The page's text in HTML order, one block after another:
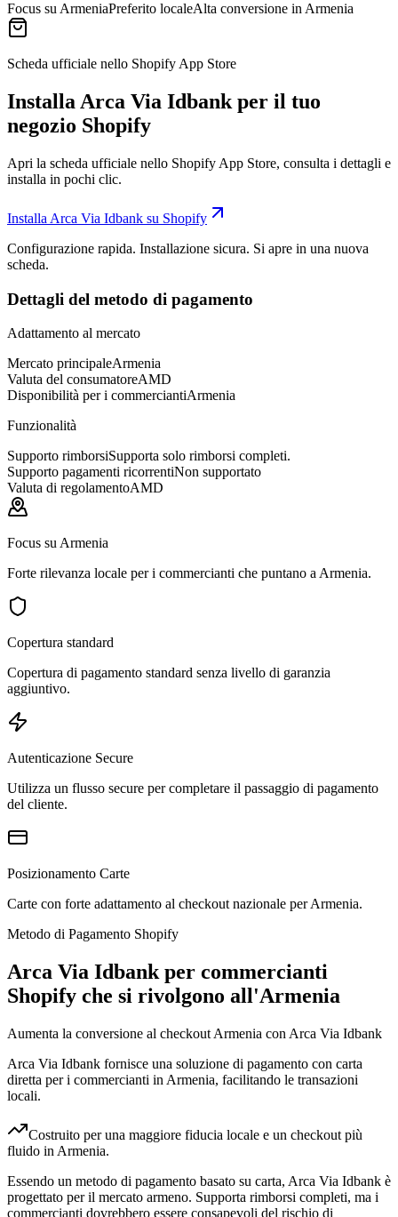
Focus su ArmeniaPreferito localeAlta conversione in Armenia
Scheda ufficiale nello Shopify App Store
Installa Arca Via Idbank per il tuo
negozio Shopify
Apri la scheda ufficiale nello Shopify App Store, consulta i dettagli e
installa in pochi clic.
Installa Arca Via Idbank su Shopify
Configurazione rapida. Installazione sicura. Si apre in una nuova
scheda.
Dettagli del metodo di pagamento
Adattamento al mercato
Mercato principaleArmenia
Valuta del consumatoreAMD
Disponibilità per i commerciantiArmenia
Funzionalità
Supporto rimborsiSupporta solo rimborsi completi.
Supporto pagamenti ricorrentiNon supportato
Valuta di regolamentoAMD
Focus su Armenia
Forte rilevanza locale per i commercianti che puntano a Armenia.
Copertura standard
Copertura di pagamento standard senza livello di garanzia
aggiuntivo.
Autenticazione Secure
Utilizza un flusso secure per completare il passaggio di pagamento
del cliente.
Posizionamento Carte
Carte con forte adattamento al checkout nazionale per Armenia.
Metodo di Pagamento Shopify
Arca Via Idbank per commercianti
Shopify che si rivolgono all'Armenia
Aumenta la conversione al checkout Armenia con Arca Via Idbank
Arca Via Idbank fornisce una soluzione di pagamento con carta
diretta per i commercianti in Armenia, facilitando le transazioni
locali.
Costruito per una maggiore fiducia locale e un checkout più
fluido in Armenia.
Essendo un metodo di pagamento basato su carta, Arca Via Idbank è
progettato per il mercato armeno. Supporta rimborsi completi, ma i
commercianti dovrebbero essere consapevoli del rischio di